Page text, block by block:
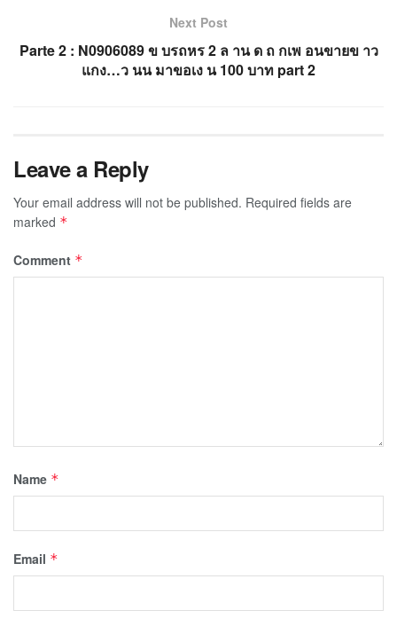
Next Post
Parte 2 : N0906089 ข บรถหร 2 ล าน ด ถ กเพ อนขายข าว
แกง…ว นน มาขอเง น 100 บาท part 2
Leave a Reply
Your email address will not be published. Required fields are
marked *
Comment *
Name *
Email *